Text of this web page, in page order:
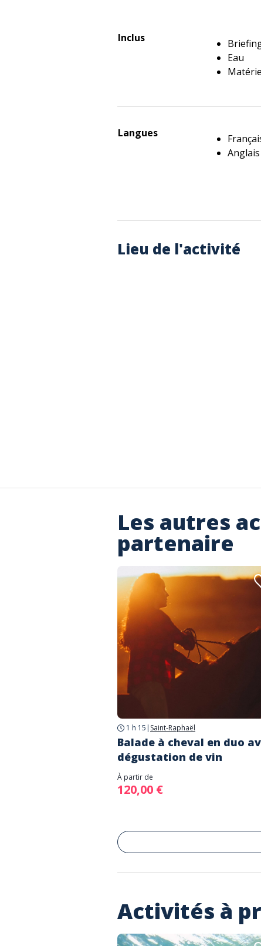
Inclus
Eau
Langues
Anglais
Lieu de l'activité
Les autres
partenaire
1 h 15 | Saint-Raphaël
Balade à cheval en duo
dégustation de vin
À partir de
120,00 €
Activités à